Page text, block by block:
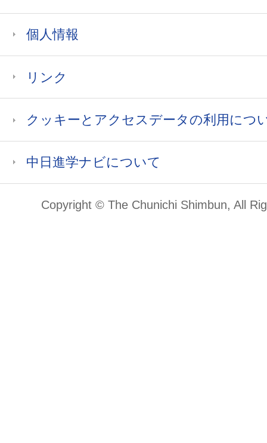
個人情報
リンク
クッキーとアクセスデータの利用につ
中日進学ナビについて
Copyright © The Chunichi Shimbun, All